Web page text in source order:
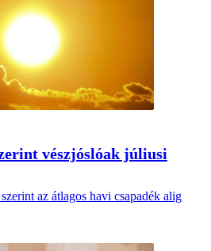
vészjóslóak júliusi
az átlagos havi csapadék alig